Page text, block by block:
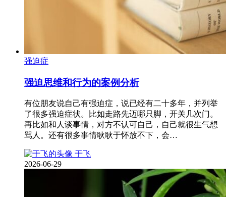
强迫症
强迫思维和行为的案例分析
有位朋友说自己有强迫症，说已经有二十多年，并列举
了很多强迫症状。比如走路先迈哪只脚，开关几次门。
再比如和人谈事情，对方不认可自己，自己就很生气想
骂人。还有很多事情耿耿于怀放不下，会…
于飞
2026-06-29